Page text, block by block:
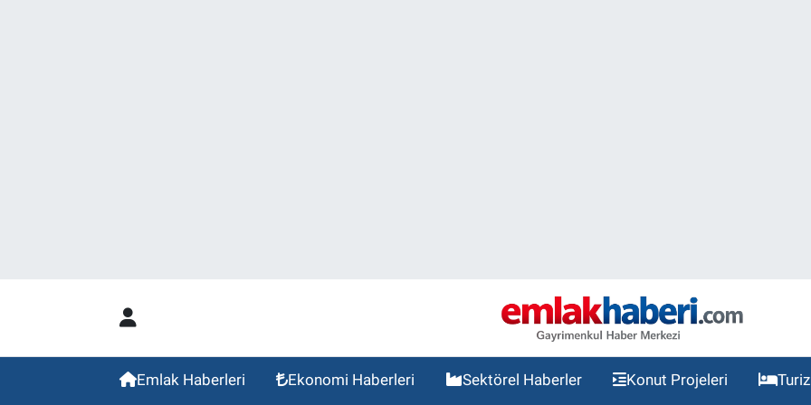
Emlak Haberleri Ekonomi Haberleri Sektörel Haberler Konut Projeleri